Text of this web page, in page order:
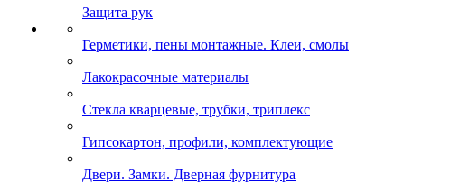
Защита рук
Герметики, пены монтажные. Клеи, смолы
Лакокрасочные материалы
Стекла кварцевые, трубки, триплекс
Гипсокартон, профили, комплектующие
Двери. Замки. Дверная фурнитура